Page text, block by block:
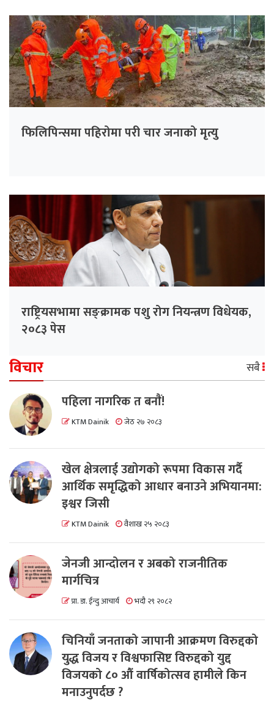
फिलिपिन्समा पहिरोमा परी चार जनाको मृत्यु
राष्ट्रियसभामा सङ्क्रामक पशु रोग नियन्त्रण विधेयक,
२०८३ पेस
विचार सबै
पहिला नागरिक त बनाैं!
KTM Dainik जेठ २७ २०८३
खेल क्षेत्रलाई उद्योगको रूपमा विकास गर्दै
आर्थिक समृद्धिको आधार बनाउने अभियानमा:
इश्वर जिसी
KTM Dainik वैशाख २५ २०८३
जेनजी आन्दोलन र अबको राजनीतिक
मार्गचित्र
प्रा. डा. ईन्दु आचार्य भदौ २९ २०८२
चिनियाँ जनताको जापानी आक्रमण विरुद्दको
युद्ध विजय र विश्वफासिष्ट विरुद्दको युद्द
विजयको ८० औं वार्षिकोत्सव हामीले किन
मनाउनुपर्दछ ?